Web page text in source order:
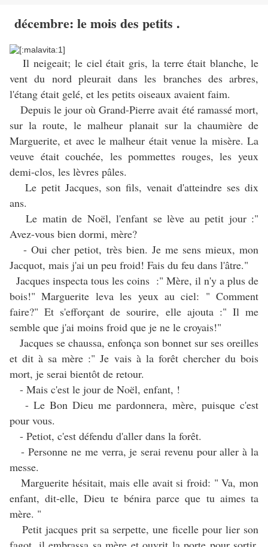
décembre: le mois des petits .
Il neigeait; le ciel était gris, la terre était blanche, le
vent du nord pleurait dans les branches des arbres,
l'étang était gelé, et les petits oiseaux avaient faim.
Depuis le jour où Grand-Pierre avait été ramassé mort,
sur la route, le malheur planait sur la chaumière de
Marguerite, et avec le malheur était venue la misère. La
veuve était couchée, les pommettes rouges, les yeux
demi-clos, les lèvres pâles.
Le petit Jacques, son fils, venait d'atteindre ses dix
ans.
Le matin de Noël, l'enfant se lève au petit jour :"
Avez-vous bien dormi, mère?
- Oui cher petiot, très bien. Je me sens mieux, mon
Jacquot, mais j'ai un peu froid! Fais du feu dans l'âtre."
Jacques inspecta tous les coins :" Mère, il n'y a plus de
bois!" Marguerite leva les yeux au ciel: " Comment
faire?" Et s'efforçant de sourire, elle ajouta :" Il me
semble que j'ai moins froid que je ne le croyais!"
Jacques se chaussa, enfonça son bonnet sur ses oreilles
et dit à sa mère :" Je vais à la forêt chercher du bois
mort, je serai bientôt de retour.
- Mais c'est le jour de Noël, enfant, !
- Le Bon Dieu me pardonnera, mère, puisque c'est
pour vous.
- Petiot, c'est défendu d'aller dans la forêt.
- Personne ne me verra, je serai revenu pour aller à la
messe.
Marguerite hésitait, mais elle avait si froid: " Va, mon
enfant, dit-elle, Dieu te bénira parce que tu aimes ta
mère. "
Petit jacques prit sa serpette, une ficelle pour lier son